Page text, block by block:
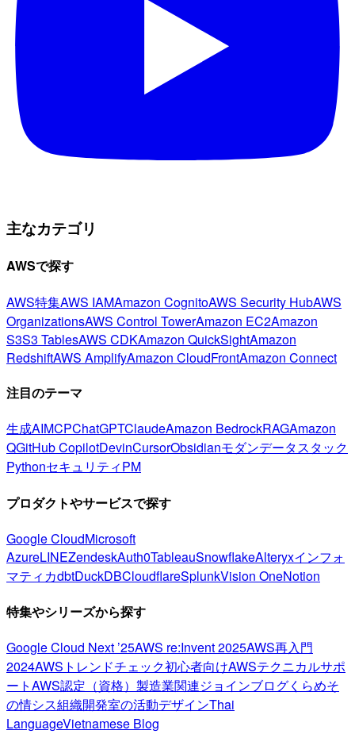
主なカテゴリ
AWSで探す
AWS特集AWS IAMAmazon CognitoAWS Security HubAWS
OrganizationsAWS Control TowerAmazon EC2Amazon
S3S3 TablesAWS CDKAmazon QuickSightAmazon
RedshiftAWS AmplifyAmazon CloudFrontAmazon Connect
注目のテーマ
生成AIMCPChatGPTClaudeAmazon BedrockRAGAmazon
QGitHub CopilotDevinCursorObsidianモダンデータスタック
PythonセキュリティPM
プロダクトやサービスで探す
Google CloudMicrosoft
AzureLINEZendeskAuth0TableauSnowflakeAlteryxインフォ
マティカdbtDuckDBCloudflareSplunkVision OneNotion
特集やシリーズから探す
Google Cloud Next ’25AWS re:Invent 2025AWS再入門
2024AWSトレンドチェック初心者向けAWSテクニカルサポ
ートAWS認定（資格） 製造業関連ジョインブログくらめそ
の情シス組織開発室の活動デザインThai
LanguageVietnamese Blog